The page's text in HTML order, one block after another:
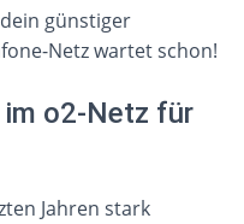
günstiger
Netz wartet schon!
o2-Netz für
Jahren stark